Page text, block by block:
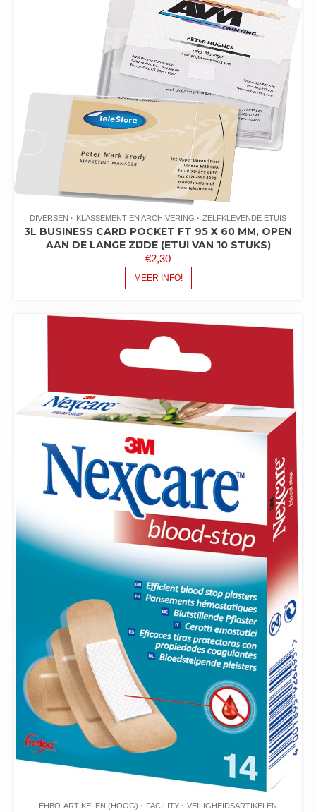
DIVERSEN KLASSEMENT EN ARCHIVERING ZELFKLEVENDE ETUIS
3L BUSINESS CARD POCKET FT 95 X 60 MM, OPEN
AAN DE LANGE ZIJDE (ETUI VAN 10 STUKS)
€2,30
MEER INFO!
EHBO-ARTIKELEN (HOOG) FACILITY VEILIGHEIDSARTIKELEN